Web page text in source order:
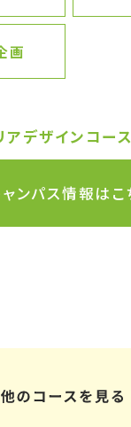
画
アデザインコー
ンパス情報はこ